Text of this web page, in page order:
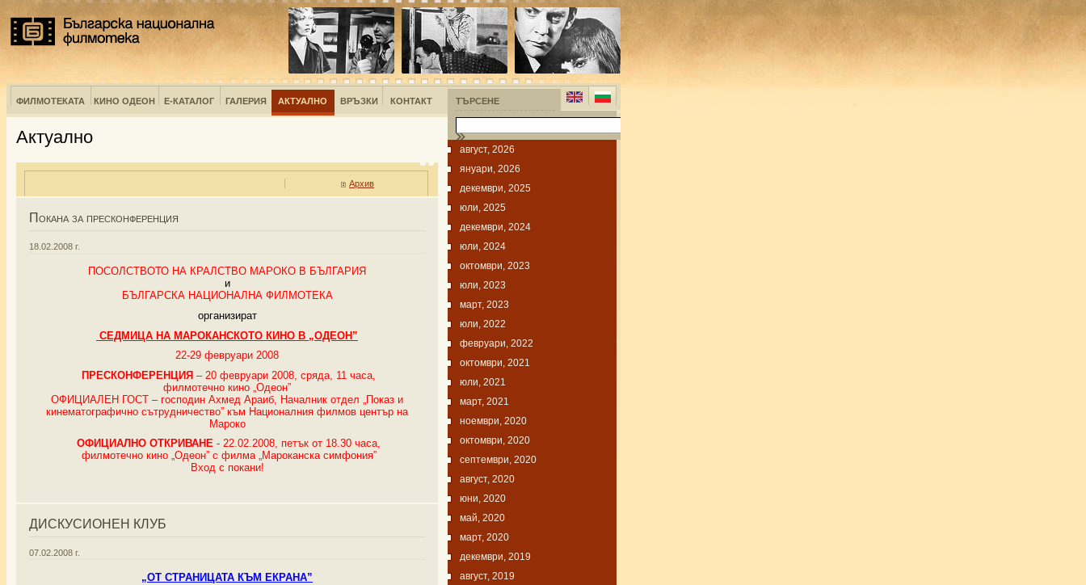
ФИЛМОТЕКАТА КИНО ОДЕОН Е-КАТАЛОГ ГАЛЕРИЯ АКТУАЛНО ВРЪЗКИ КОНТАКТ ТЪРСЕНЕ
август, 2026
януари, 2026
декември, 2025
юли, 2025
декември, 2024
юли, 2024
октомври, 2023
юли, 2023
март, 2023
юли, 2022
февруари, 2022
октомври, 2021
юли, 2021
март, 2021
ноември, 2020
октомври, 2020
септември, 2020
август, 2020
юни, 2020
май, 2020
март, 2020
декември, 2019
август, 2019
Актуално
Архив
Покана за пресконференция
18.02.2008 г.
ПОСОЛСТВОТО НА КРАЛСТВО МАРОКО В БЪЛГАРИЯ
и
БЪЛГАРСКА НАЦИОНАЛНА ФИЛМОТЕКА
организират
СЕДМИЦА НА МАРОКАНСКОТО КИНО В „ОДЕОН”
22-29 февруари 2008
ПРЕСКОНФЕРЕНЦИЯ – 20 февруари 2008, сряда, 11 часа,
филмотечно кино „Одеон”
ОФИЦИАЛЕН ГОСТ – господин Ахмед Араиб, Началник отдел „Показ и
кинематографично сътрудничество” към Националния филмов център на
Мароко
ОФИЦИАЛНО ОТКРИВАНЕ - 22.02.2008, петък от 18.30 часа,
филмотечно кино „Одеон” с филма „Мароканска симфония”
Вход с покани!
ДИСКУСИОНЕН КЛУБ
07.02.2008 г.
„ОТ СТРАНИЦАТА КЪМ ЕКРАНА”